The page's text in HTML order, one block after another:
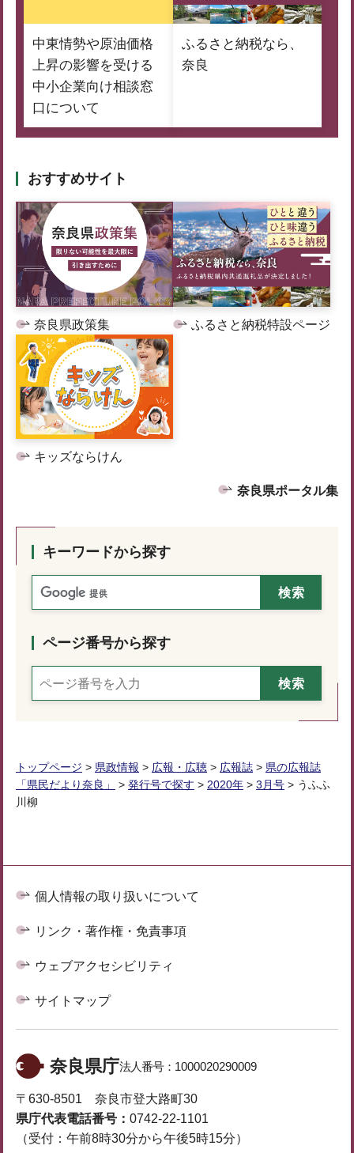
中東情勢や原油価格
上昇の影響を受ける
中小企業向け相談窓
口について
ふるさと納税なら、
奈良
おすすめサイト
奈良県政策集 ふるさと納税特設ページ
キッズならけん
奈良県ポータル集
キーワードから探す
ページ番号から探す
トップページ > 県政情報 > 広報・広聴 > 広報誌 > 県の広報誌
「県民だより奈良」
> 発行号で探す > 2020年 > 3月号 > うふふ
川柳
個人情報の取り扱いについて
リンク・著作権・免責事項
ウェブアクセシビリティ
サイトマップ
奈良県庁法人番号： 1000020290009
〒630-8501 奈良市登大路町30
県庁代表電話番号： 0742-22-1101
（受付：午前8時30分から午後5時15分）